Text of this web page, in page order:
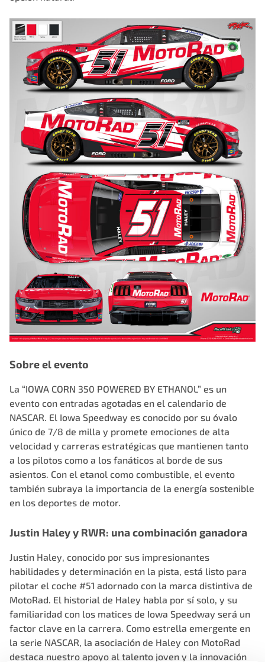
Sobre el evento
La “IOWA CORN 350 POWERED BY ETHANOL ” es un
evento con entradas agotadas en el calendario de
NASCAR . El Iowa Speedway es conocido por su óvalo
único de 7/8 de milla y promete emociones de alta
velocidad y carreras estratégicas que mantienen tanto
a los pilotos como a los fanáticos al borde de sus
asientos. Con el etanol como combustible, el evento
también subraya la importancia de la energía sostenible
en los deportes de motor.
Justin Haley y RWR: una combinación ganadora
Justin Haley , conocido por sus impresionantes
habilidades y determinación en la pista, está listo para
pilotar el coche #51 adornado con la marca distintiva de
MotoRad. El historial de Haley habla por sí solo, y su
familiaridad con los matices de Iowa Speedway será un
factor clave en la carrera. Como estrella emergente en
la serie NASCAR, la asociación de Haley con MotoRad
destaca nuestro apoyo al talento joven y la innovación